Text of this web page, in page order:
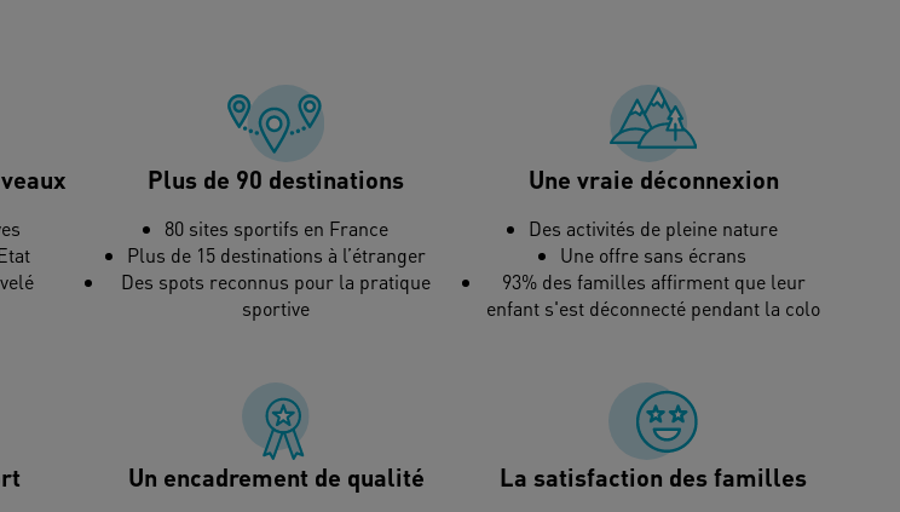
Plus de 90 destinations
80 sites sportifs en France
Plus de 15 destinations à l’étranger
Des spots reconnus pour la pratique
sportive
Une vraie déconnexion
Des activités de pleine nature
Une offre sans écrans
93% des familles affirment que leur
enfant s'est déconnecté pendant la colo
Un encadrement de qualité La satisfaction des familles